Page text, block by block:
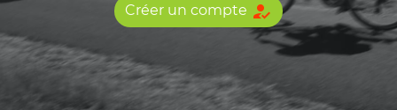
Créer un compte how_to_reg